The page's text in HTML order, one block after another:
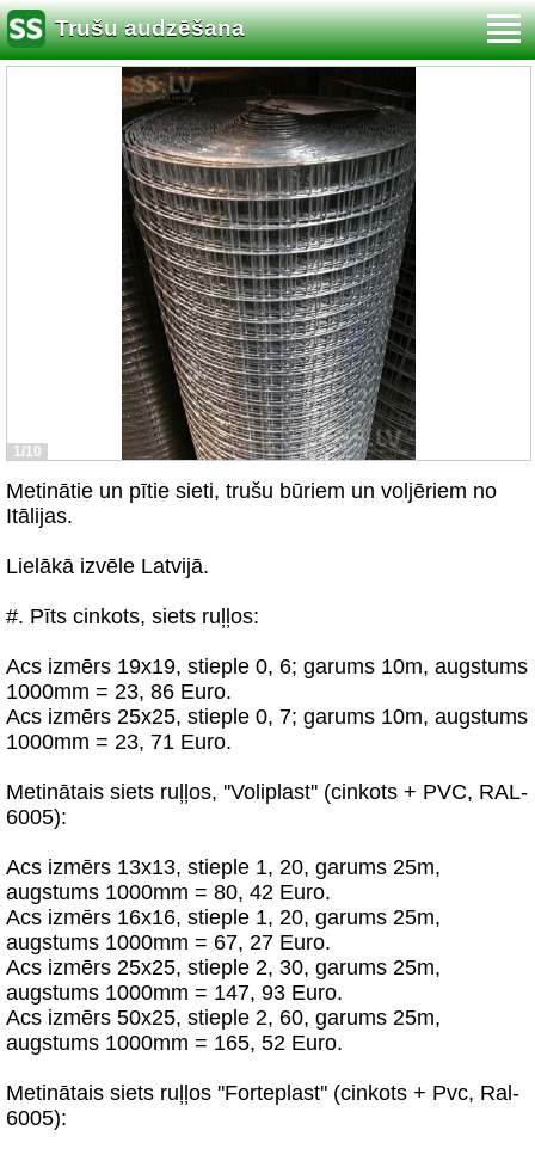
Trušu audzēšana
1/10
Metinātie un pītie sieti, trušu būriem un voljēriem no
Itālijas.
Lielākā izvēle Latvijā.
#. Pīts cinkots, siets ruļļos:
Acs izmērs 19x19, stieple 0, 6; garums 10m, augstums
1000mm = 23, 86 Euro.
Acs izmērs 25x25, stieple 0, 7; garums 10m, augstums
1000mm = 23, 71 Euro.
Metinātais siets ruļļos, ''Voliplast'' (cinkots + PVC, RAL-
6005):
Acs izmērs 13х13, stieple 1, 20, garums 25m,
augstums 1000mm = 80, 42 Euro.
Acs izmērs 16х16, stieple 1, 20, garums 25m,
augstums 1000mm = 67, 27 Euro.
Acs izmērs 25х25, stieple 2, 30, garums 25m,
augstums 1000mm = 147, 93 Euro.
Acs izmērs 50х25, stieple 2, 60, garums 25m,
augstums 1000mm = 165, 52 Euro.
Metinātais siets ruļļos ''Forteplast'' (cinkots + Pvc, Ral-
6005):